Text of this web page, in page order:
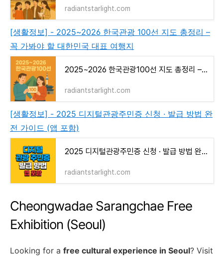
radiantstarlight.com
[생활정보] - 2025~2026 한국관광 100선 지도 총정리 –
꼭 가봐야 할 대한민국 대표 여행지
2025~2026 한국관광100선 지도 총정리 – 꼭 가봐야 할 대한민국 대표 여행지
radiantstarlight.com
[생활정보] - 2025 디지털관광주민증 신청 · 발급 방법 완
전 가이드 (앱 포함)
2025 디지털관광주민증 신청 · 발급 방법 완전 가이드 (앱 포함)
radiantstarlight.com
Cheongwadae Sarangchae Free
Exhibition (Seoul)
Looking for a free cultural experience in Seoul? Visit